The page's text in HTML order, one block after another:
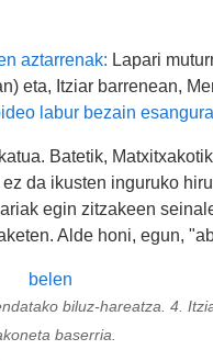
aztarrenak: Lapari
eta, Itziar barrenean,
labur bezain
Batetik,
da ikusten inguruko
egin zitzakeen
Alde honi, egun,
biluz-hareatza. 4.
baserria.